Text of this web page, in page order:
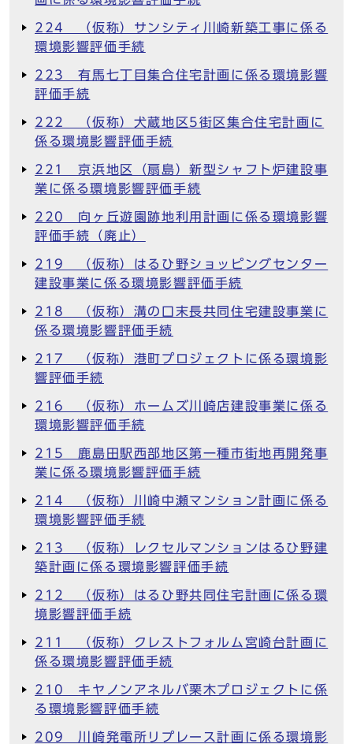
224 （仮称）サンシティ川崎新築工事に係る
環境影響評価手続
223 有馬七丁目集合住宅計画に係る環境影響
評価手続
222 （仮称）犬蔵地区5街区集合住宅計画に
係る環境影響評価手続
221 京浜地区（扇島）新型シャフト炉建設事
業に係る環境影響評価手続
220 向ヶ丘遊園跡地利用計画に係る環境影響
評価手続（廃止）
219 （仮称）はるひ野ショッピングセンター
建設事業に係る環境影響評価手続
218 （仮称）溝の口末長共同住宅建設事業に
係る環境影響評価手続
217 （仮称）港町プロジェクトに係る環境影
響評価手続
216 （仮称）ホームズ川崎店建設事業に係る
環境影響評価手続
215 鹿島田駅西部地区第一種市街地再開発事
業に係る環境影響評価手続
214 （仮称）川崎中瀬マンション計画に係る
環境影響評価手続
213 （仮称）レクセルマンションはるひ野建
築計画に係る環境影響評価手続
212 （仮称）はるひ野共同住宅計画に係る環
境影響評価手続
211 （仮称）クレストフォルム宮崎台計画に
係る環境影響評価手続
210 キヤノンアネルバ栗木プロジェクトに係
る環境影響評価手続
209 川崎発電所リプレース計画に係る環境影